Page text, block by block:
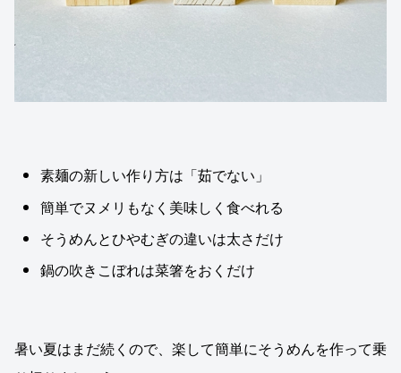
素麺の新しい作り方は「茹でない」
簡単でヌメリもなく美味しく食べれる
そうめんとひやむぎの違いは太さだけ
鍋の吹きこぼれは菜箸をおくだけ
暑い夏はまだ続くので、楽して簡単にそうめんを作って乗